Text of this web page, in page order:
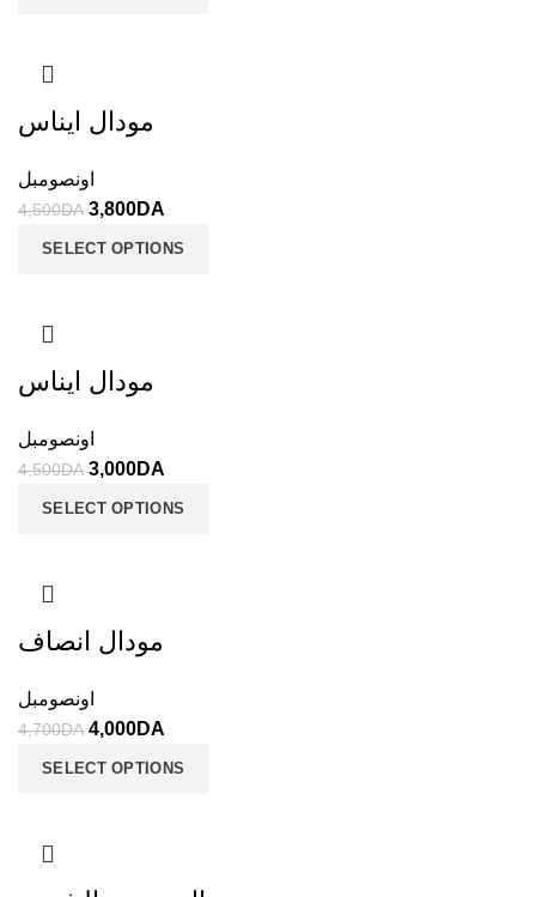
مودال ايناس
اونصومبل
4,500DA 3,800DA
SELECT OPTIONS
مودال ايناس
اونصومبل
4,500DA 3,000DA
SELECT OPTIONS
مودال انصاف
اونصومبل
4,700DA 4,000DA
SELECT OPTIONS